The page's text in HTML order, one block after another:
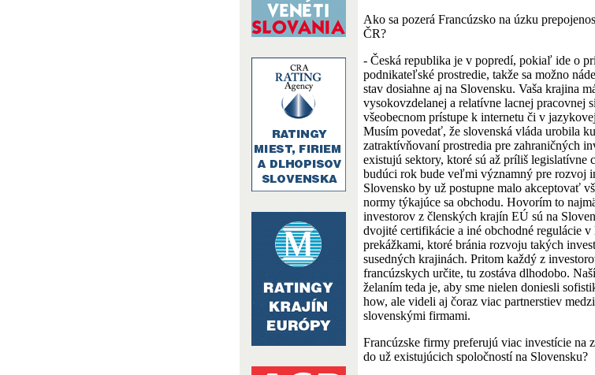
Ako sa pozerá Francúzsko na úzku
ČR?
- Česká republika je v popredí, pokiaľ ide o
podnikateľské prostredie, takže sa možno
stav dosiahne aj na Slovensku. Vaša krajina
vysokovzdelanej a relatívne lacnej pracovnej
všeobecnom prístupe k internetu či v
Musím povedať, že slovenská vláda urobila
zatraktívňovaní prostredia pre zahraničných
existujú sektory, ktoré sú až príliš legislatívne
budúci rok bude veľmi významný pre rozvoj
Slovensko by už postupne malo akceptovať
normy týkajúce sa obchodu. Hovorím to
investorov z členských krajín EÚ sú na
dvojité certifikácie a iné obchodné regulácie v
prekážkami, ktoré bránia rozvoju takých
susedných krajinách. Pritom každý z
francúzskych určite, tu zostáva dlhodobo.
želaním teda je, aby sme nielen doniesli
how, ale videli aj čoraz viac partnerstiev
slovenskými firmami.
Francúzske firmy preferujú viac investície na
do už existujúcich spoločností na Slovensku?